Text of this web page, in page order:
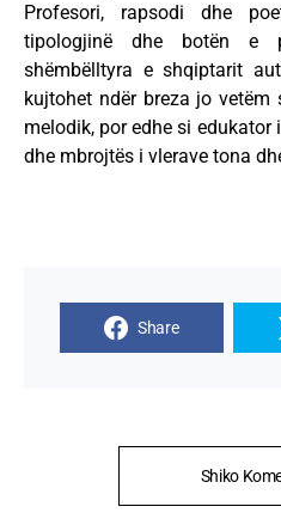
Profesori, rapsodi dhe
tipologjinë dhe botën e
shëmbëlltyra e shqiptarit
kujtohet ndër breza jo vetëm
melodik, por edhe si edukator
dhe mbrojtës i vlerave tona
Share
Shiko